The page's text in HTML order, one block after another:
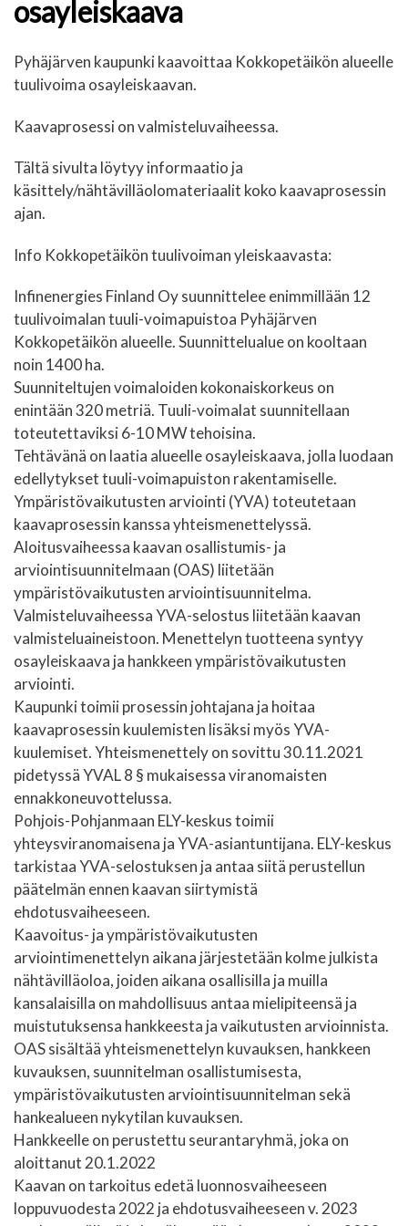
osayleiskaava
Pyhäjärven kaupunki kaavoittaa Kokkopetäikön alueelle
tuulivoima osayleiskaavan.
Kaavaprosessi on valmisteluvaiheessa.
Tältä sivulta löytyy informaatio ja
käsittely/nähtävilläolomateriaalit koko kaavaprosessin
ajan.
Info Kokkopetäikön tuulivoiman yleiskaavasta:
Infinenergies Finland Oy suunnittelee enimmillään 12
tuulivoimalan tuuli-voimapuistoa Pyhäjärven
Kokkopetäikön alueelle. Suunnittelualue on kooltaan
noin 1400 ha.
Suunniteltujen voimaloiden kokonaiskorkeus on
enintään 320 metriä. Tuuli-voimalat suunnitellaan
toteutettaviksi 6-10 MW tehoisina.
Tehtävänä on laatia alueelle osayleiskaava, jolla luodaan
edellytykset tuuli-voimapuiston rakentamiselle.
Ympäristövaikutusten arviointi (YVA) toteutetaan
kaavaprosessin kanssa yhteismenettelyssä.
Aloitusvaiheessa kaavan osallistumis- ja
arviointisuunnitelmaan (OAS) liitetään
ympäristövaikutusten arviointisuunnitelma.
Valmisteluvaiheessa YVA-selostus liitetään kaavan
valmisteluaineistoon. Menettelyn tuotteena syntyy
osayleiskaava ja hankkeen ympäristövaikutusten
arviointi.
Kaupunki toimii prosessin johtajana ja hoitaa
kaavaprosessin kuulemisten lisäksi myös YVA-
kuulemiset. Yhteismenettely on sovittu 30.11.2021
pidetyssä YVAL 8 § mukaisessa viranomaisten
ennakkoneuvottelussa.
Pohjois-Pohjanmaan ELY-keskus toimii
yhteysviranomaisena ja YVA-asiantuntijana. ELY-keskus
tarkistaa YVA-selostuksen ja antaa siitä perustellun
päätelmän ennen kaavan siirtymistä
ehdotusvaiheeseen.
Kaavoitus- ja ympäristövaikutusten
arviointimenettelyn aikana järjestetään kolme julkista
nähtävilläoloa, joiden aikana osallisilla ja muilla
kansalaisilla on mahdollisuus antaa mielipiteensä ja
muistutuksensa hankkeesta ja vaikutusten arvioinnista.
OAS sisältää yhteismenettelyn kuvauksen, hankkeen
kuvauksen, suunnitelman osallistumisesta,
ympäristövaikutusten arviointisuunnitelman sekä
hankealueen nykytilan kuvauksen.
Hankkeelle on perustettu seurantaryhmä, joka on
aloittanut 20.1.2022
Kaavan on tarkoitus edetä luonnosvaiheeseen
loppuvuodesta 2022 ja ehdotusvaiheeseen v. 2023